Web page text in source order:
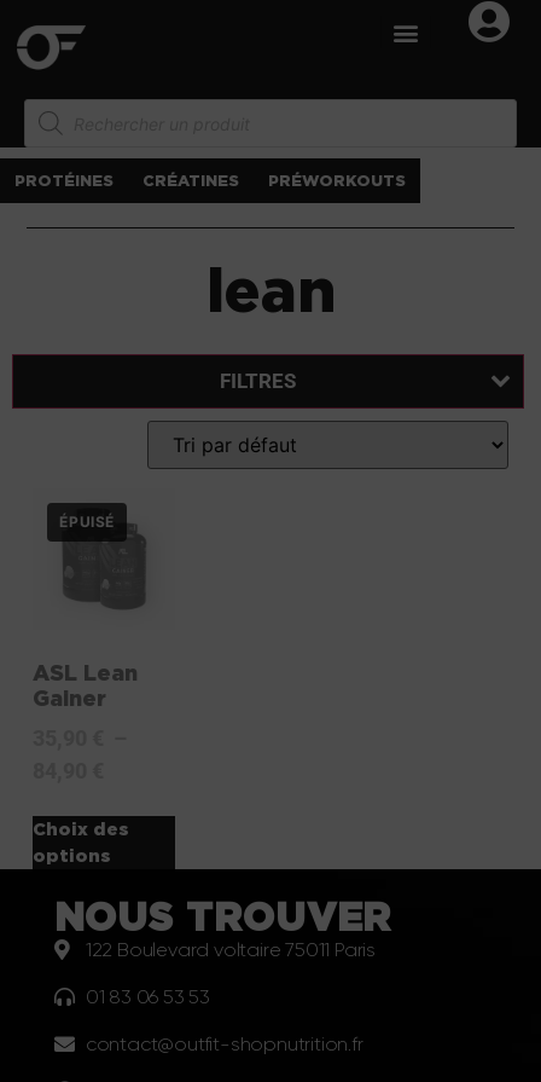
PROTÉINES CRÉATINES PRÉWORKOUTS
lean
FILTRES
ASL Lean
Gainer
Choix des
options
NOUS TROUVER
122 Boulevard voltaire 75011 Paris
01 83 06 53 53
contact@outfit-shopnutrition.fr